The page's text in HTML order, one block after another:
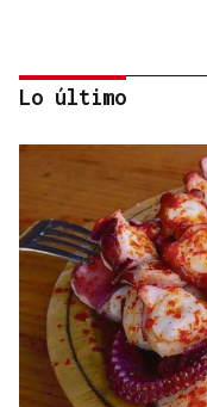
CRISIS ARANCELARIA
EEUU ha
de los aranceles
Lo último